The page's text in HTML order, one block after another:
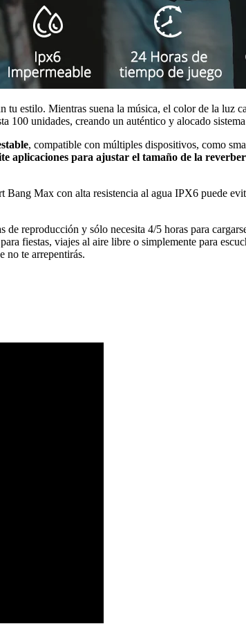
tu estilo. Mientras suena la música, el color de la luz
100 unidades, creando un auténtico y alocado
, compatible con múltiples dispositivos, como
aplicaciones para ajustar el tamaño de la
Max con alta resistencia al agua IPX6 puede
de reproducción y sólo necesita 4/5 horas para
fiestas, viajes al aire libre o simplemente para
no te arrepentirás.